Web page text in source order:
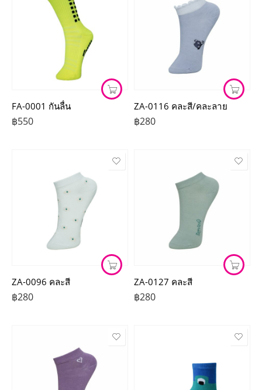
FA-0001 กันลื่น
฿550
ZA-0116 คละสี/คละลาย
฿280
ZA-0096 คละสี
฿280
ZA-0127 คละสี
฿280